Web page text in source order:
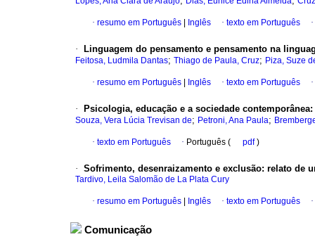
· resumo em Português Inglês · texto em Português ·
· Linguagem do pensamento e pensamento na
Feitosa, Ludmila Dantas; Thiago de Paula, Cruz; Piza, Suze
· resumo em Português Inglês · texto em Português ·
· Psicologia, educação e a sociedade contemporânea:
Souza, Vera Lúcia Trevisan de; Petroni, Ana Paula;
· texto em Português · Português ( pdf)
· Sofrimento, desenraizamento e exclusão: relato de
Tardivo, Leila Salomão de La Plata Cury
· resumo em Português Inglês · texto em Português ·
Comunicação